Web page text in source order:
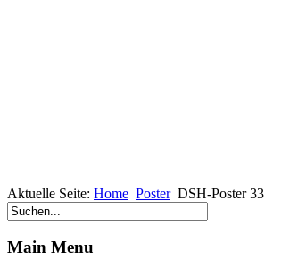
Aktuelles
Aktuelle Seite: Home Poster DSH-Poster 33
Main Menu